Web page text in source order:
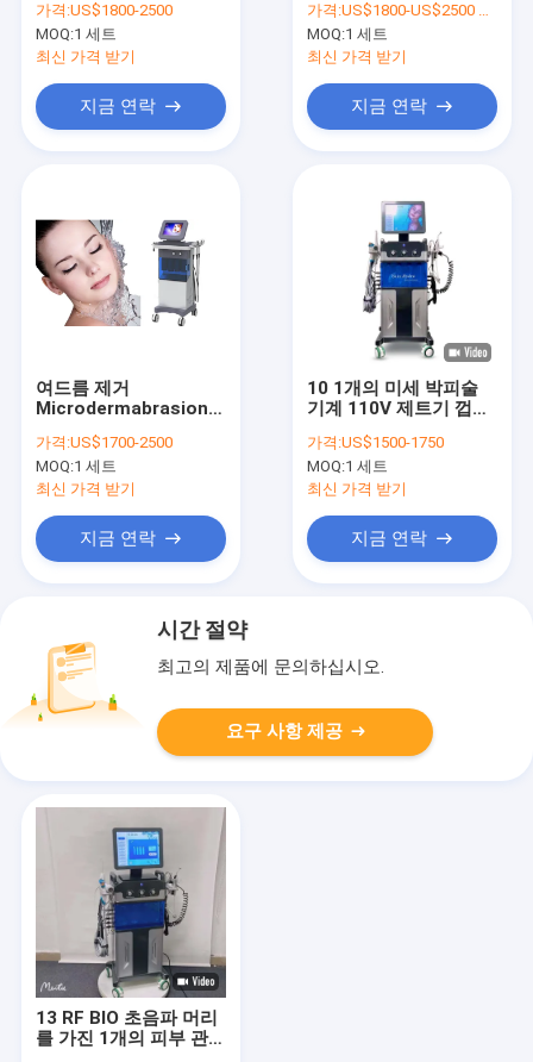
아몬드 피부
가격:US$1800-2500
MOQ:1 세트
최신 가격 받기
지금 연락
기계 피부 짜임새
가격:US$1800-US$2500 per set
MOQ:1 세트
최신 가격 받기
지금 연락
여드름 제거
Microdermabrasion
산소 제트기 껍질 기계
가격:US$1700-2500
MOQ:1 세트
최신 가격 받기
지금 연락
10 1개의 미세 박피술
기계 110V 제트기 껍질
가격:US$1500-1750
MOQ:1 세트
최신 가격 받기
지금 연락
시간 절약
최고의 제품에 문의하십시오.
요구 사항 제공
13 RF BIO 초음파 머리
를 가진 1개의 피부 관리